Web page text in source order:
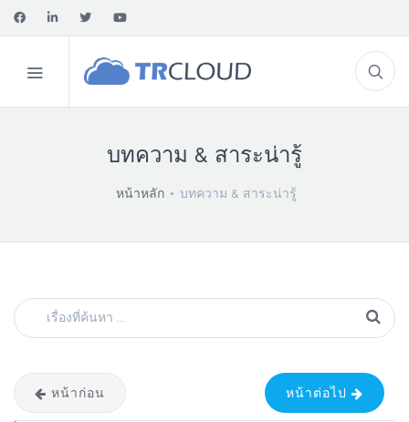
บทความ & สาระน่ารู้
หน้าหลัก บทความ & สาระน่ารู้
หน้าก่อน หน้าต่อไป